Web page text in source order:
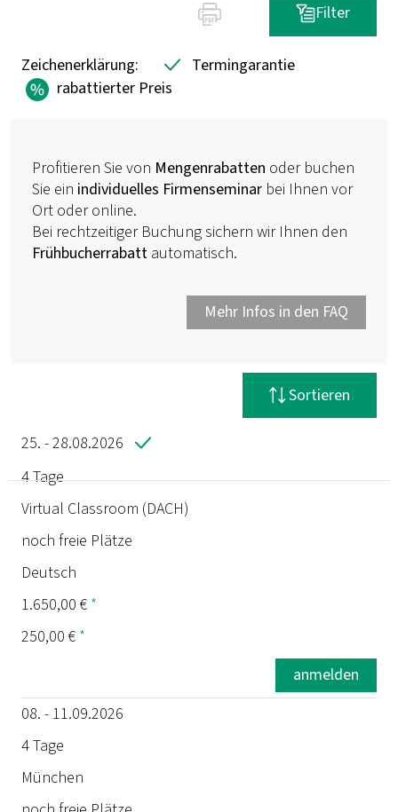
Filter
Filter zurücksetzen
Zeichenerklärung:
Termingarantie
rabattierter Preis
Profitieren Sie von Mengenrabatten oder buchen
Sie ein individuelles Firmenseminar bei Ihnen vor
Ort oder online.
Bei rechtzeitiger Buchung sichern wir Ihnen den
Frühbucherrabatt automatisch.
Mehr Infos in den FAQ
Sortieren
Termin
Dauer
Ort
Status
Sprache
Preis
25. - 28.08.2026
4 Tage
Virtual Classroom (DACH)
noch freie Plätze
Deutsch
1.650,00 € *
250,00 € *
anmelden
08. - 11.09.2026
4 Tage
München